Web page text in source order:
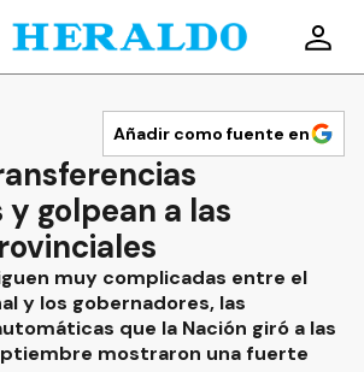
Añadir como fuente en
golpean a las
muy complicadas entre el
y los gobernadores, las
que la Nación giró a las
mostraron una fuerte